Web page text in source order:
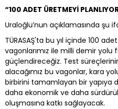
“100 ADET ÜRETMEYİ
Uraloğlu’nun açıklamasında şu
TÜRASAŞ'ta bu yıl içinde 100
vagonlarımız ile milli demir yolu
güçlendireceğiz. Test
alacağımız bu vagonlar, kara
birbirini tamamlayan bir yapıya
daha ekonomik ve daha
oluşmasına katkı sağlayacak.